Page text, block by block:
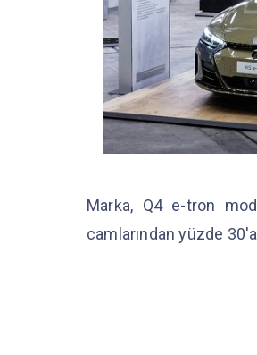
Marka, Q4 e-tron
camlarından yüzde